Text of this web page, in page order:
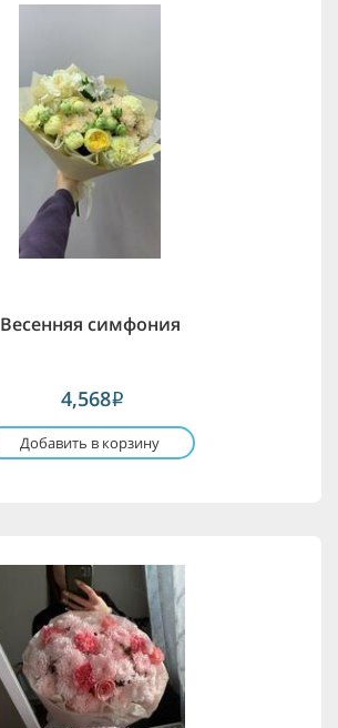
Весенняя симфония
4,568i
Добавить в корзину